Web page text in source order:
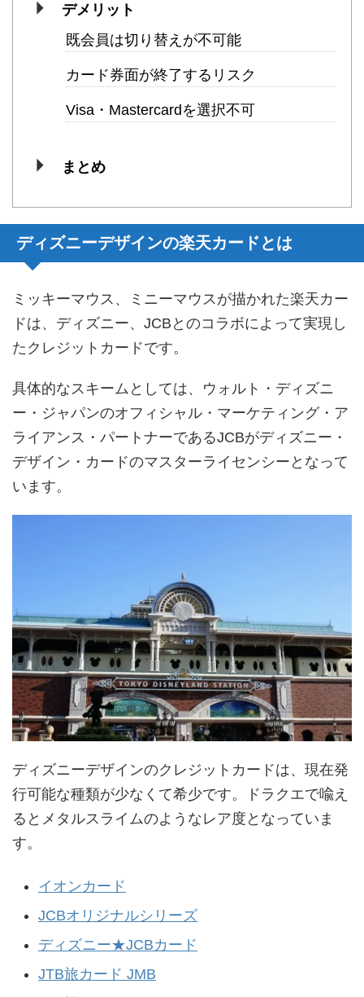
デメリット
既会員は切り替えが不可能
カード券面が終了するリスク
Visa・Mastercardを選択不可
まとめ
ディズニーデザインの楽天カードとは
ミッキーマウス、ミニーマウスが描かれた楽天カー
ドは、ディズニー、JCBとのコラボによって実現し
たクレジットカードです。
具体的なスキームとしては、ウォルト・ディズニ
ー・ジャパンのオフィシャル・マーケティング・ア
ライアンス・パートナーであるJCBがディズニー・
デザイン・カードのマスターライセンシーとなって
います。
ディズニーデザインのクレジットカードは、現在発
行可能な種類が少なくて希少です。ドラクエで喩え
るとメタルスライムのようなレア度となっていま
す。
イオンカード
JCBオリジナルシリーズ
ディズニー★JCBカード
JTB旅カード JMB